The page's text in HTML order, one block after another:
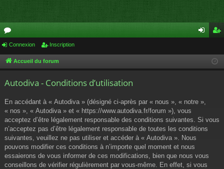
or
u cri
Connexion Inscription
Accueil du forum
Autodiva - Conditions d’utilisation
En accédant à « Autodiva » (désigné ci-après par « nous », « notre »,
« nos », « Autodiva » et « https://www.autodiva.fr/forum »), vous
acceptez d’être légalement responsable des conditions suivantes. Si vous
n’acceptez pas d’être légalement responsable de toutes les conditions
suivantes, veuillez ne pas utiliser et accéder à « Autodiva ». Nous
pouvons modifier ces conditions à n’importe quel moment et nous
essaierons de vous informer de ces modifications, bien que nous vous
conseillons de vérifier régulièrement par vous-même. En effet, si vous